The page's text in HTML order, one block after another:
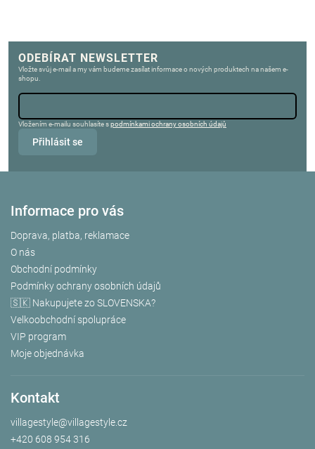
ODEBÍRAT NEWSLETTER
Vložte svůj e-mail a my vám budeme zasílat informace o nových produktech na našem e-
shopu.
Vložením e-mailu souhlasíte spodmínkami ochrany osobních údajů
Přihlásit se
Informace pro vás
Doprava, platba, reklamace
O nás
Obchodní podmínky
Podmínky ochrany osobních údajů
🇸🇰 Nakupujete zo SLOVENSKA?
Velkoobchodní spolupráce
VIP program
Moje objednávka
Kontakt
villagestyle@villagestyle.cz
+420 608 954 316